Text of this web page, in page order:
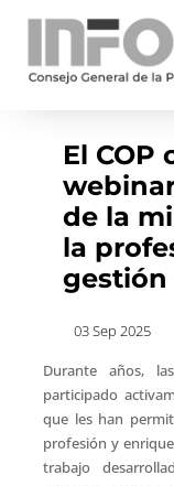
El COP
de la
la
gestión
03 Sep 2025
Durante años,
participado
que les han
profesión y
trabajo